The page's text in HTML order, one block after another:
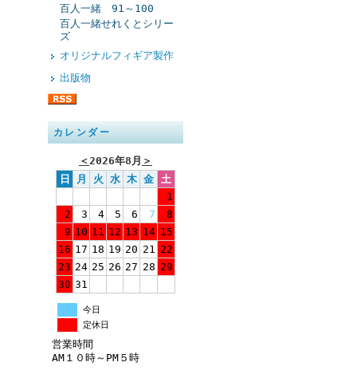
百人一緒 91～100
百人一緒せれくとシリー
ズ
オリジナルフィギア製作
出版物
カレンダー
＜2026年8月 ＞
日
月 火 水 木 金 土
1
2
3 4 5 6 7
8
9 10 11 12 13 14 15
16 17 18 19 20 21 22
23 24 25 26 27 28 29
30 31
今日
定休日
営業時間
AM１０時～PM５時